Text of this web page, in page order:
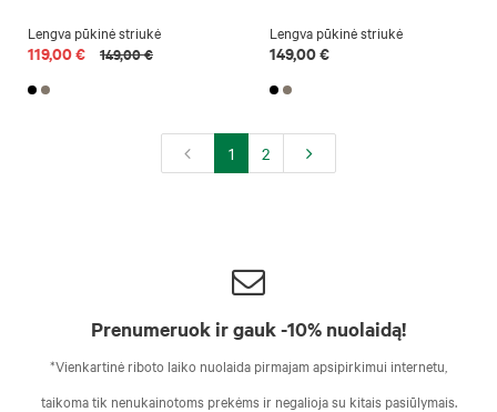
Lengva pūkinė striukė
119,00 € 149,00 €
Lengva pūkinė striukė
149,00 €
1 2
Prenumeruok ir gauk -10% nuolaidą!
*Vienkartinė riboto laiko nuolaida pirmajam apsipirkimui internetu,
taikoma tik nenukainotoms prekėms ir negalioja su kitais pasiūlymais.